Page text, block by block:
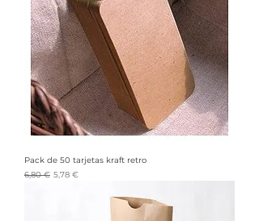
Pack de 50 tarjetas kraft retro
Precio
6,80 € Precio de oferta
5,78 €